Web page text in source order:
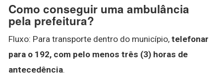
Como conseguir uma ambulância
pela prefeitura?
Fluxo: Para transporte dentro do município, telefonar
para o 192, com pelo menos três (3) horas de
antecedência.